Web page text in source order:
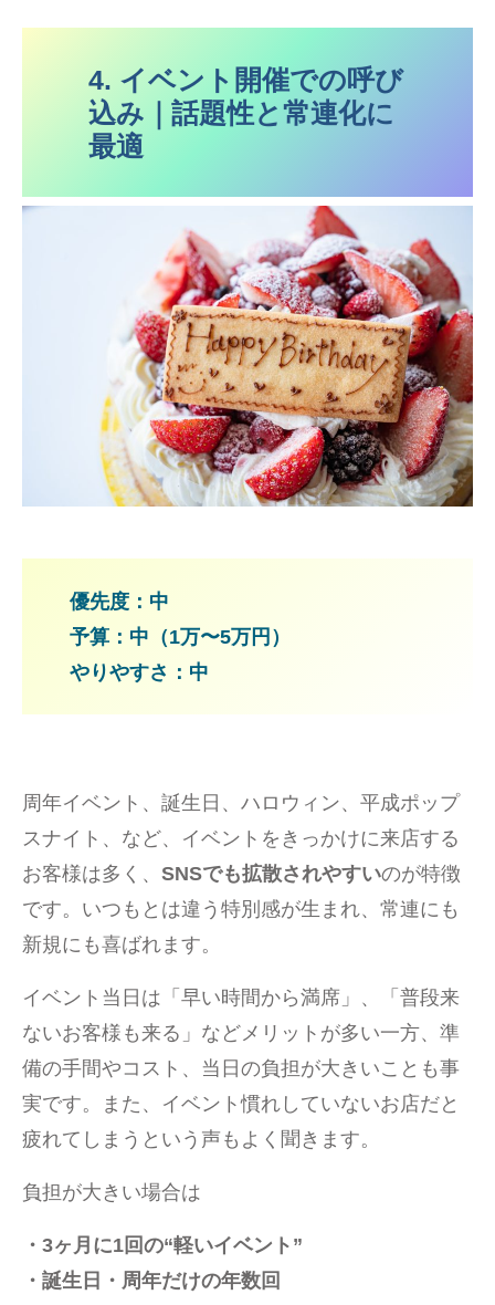
4. イベント開催での呼び
込み｜話題性と常連化に
最適
優先度：中
予算：中（1万〜5万円）
やりやすさ：中
周年イベント、誕生日、ハロウィン、平成ポップ
スナイト、など、イベントをきっかけに来店する
お客様は多く、 SNSでも拡散されやすいのが特徴
です。いつもとは違う特別感が生まれ、常連にも
新規にも喜ばれます。
イベント当日は「早い時間から満席」、「普段来
ないお客様も来る」などメリットが多い一方、準
備の手間やコスト、当日の負担が大きいことも事
実です。また、イベント慣れしていないお店だと
疲れてしまうという声もよく聞きます。
負担が大きい場合は
・3ヶ月に1回の“軽いイベント”
・誕生日・周年だけの年数回